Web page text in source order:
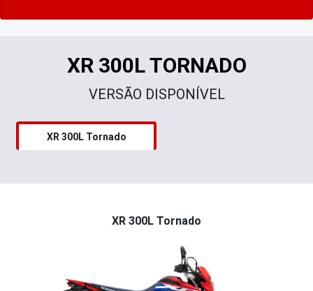
XR 300L TORNADO
VERSÃO DISPONÍVEL
XR 300L Tornado
XR 300L Tornado